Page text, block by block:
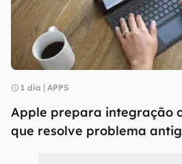
1 dia APPS
Apple prepara integração
que resolve problema